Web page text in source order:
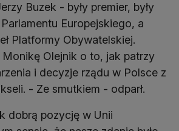
Buzek - były premier, były
Europejskiego, a
Platformy Obywatelskiej.
Monikę Olejnik o to, jak patrzy
i decyzje rządu w Polsce z
- Ze smutkiem - odparł.
dobrą pozycję w Unii